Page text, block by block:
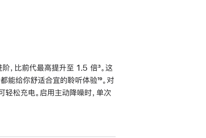
阶，比前代最高提升至 1.5 倍脚
注
³。这
能给你舒适合宜的聆听体验脚
注
¹⁹。对
轻松充电。启用主动降噪时，单次